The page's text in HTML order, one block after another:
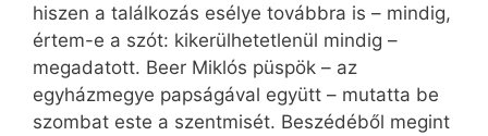
hiszen a találkozás esélye továbbra is – mindig,
értem-e a szót: kikerülhetetlenül mindig –
megadatott. Beer Miklós püspök – az
egyházmegye papságával együtt – mutatta be
szombat este a szentmisét. Beszédéből megint